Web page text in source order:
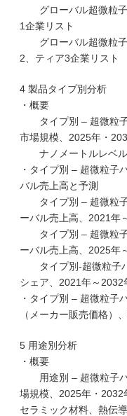
グローバル超微粒子
1企業リスト
グローバル超微粒子
2、ティア3企業リスト
4 製品タイプ別分析
・概要
タイプ別 – 超微粒子
市場規模、2025年・
ナノメートルレベル
・タイプ別 – 超微粒子
バル売上高と予測
タイプ別 – 超微粒子
ーバル売上高、2021年
タイプ別 – 超微粒子
ーバル売上高、2025年
タイプ別-超微粒子ハ
シェア、2021年～2032
・タイプ別 – 超微粒子
（メーカー販売価格）
5 用途別分析
・概要
用途別 – 超微粒子ハ
場規模、2025年・2032
セラミック材料、熱伝